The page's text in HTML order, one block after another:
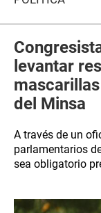
levantar
del Minsa
A través de un
parlamentarios
sea obligatorio